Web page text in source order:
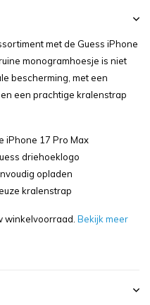
met de Guess iPhone
monogramhoesje is niet
bescherming, met een
een prachtige kralenstrap
iPhone 17 Pro Max
driehoeklogo
opladen
kralenstrap
winkelvoorraad. Bekijk meer